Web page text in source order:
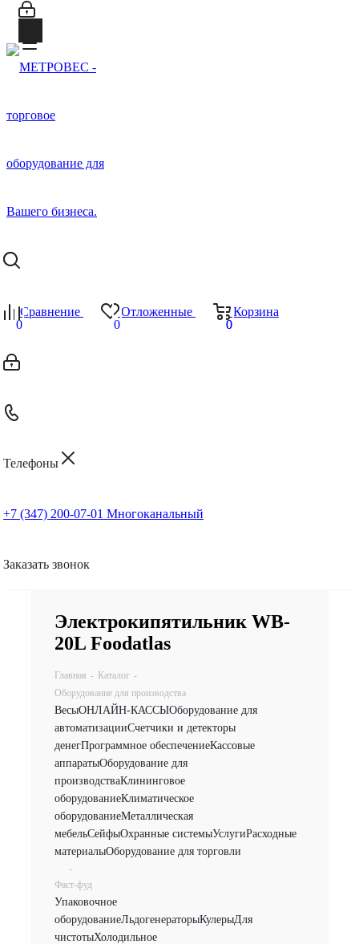
Сравнение
0
Отложенные
0
Корзина
0
0
Телефоны
+7 (347) 200-07-01 Многоканальный
Заказать звонок
Электрокипятильник WB-
20L Foodatlas
Главная - Каталог -
Оборудование для производства
ВесыОНЛАЙН-КАССЫОборудование для
автоматизацииСчетчики и детекторы
денегПрограммное обеспечениеКассовые
аппаратыОборудование для
производстваКлининговое
оборудованиеКлиматическое
оборудованиеМеталлическая
мебельСейфыОхранные системыУслугиРасходные
материалыОборудование для торговли
-
Фаст-фуд
Упаковочное
оборудованиеЛьдогенераторыКулерыДля
чистотыХолодильное